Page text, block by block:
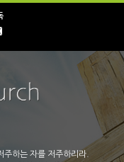
주하는 자를 저주하리라.